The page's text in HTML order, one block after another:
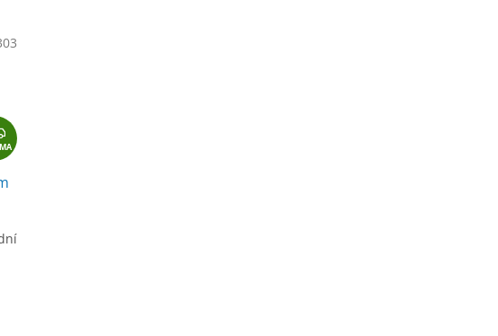
Z
D
R
A